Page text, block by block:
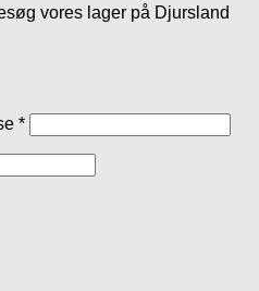
vores lager på Djursland
*